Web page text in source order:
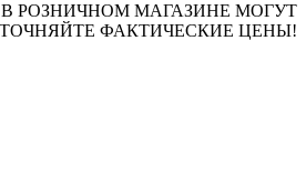
РОЗНИЧНОМ МАГАЗИНЕ МОГУТ
ФАКТИЧЕСКИЕ ЦЕНЫ!